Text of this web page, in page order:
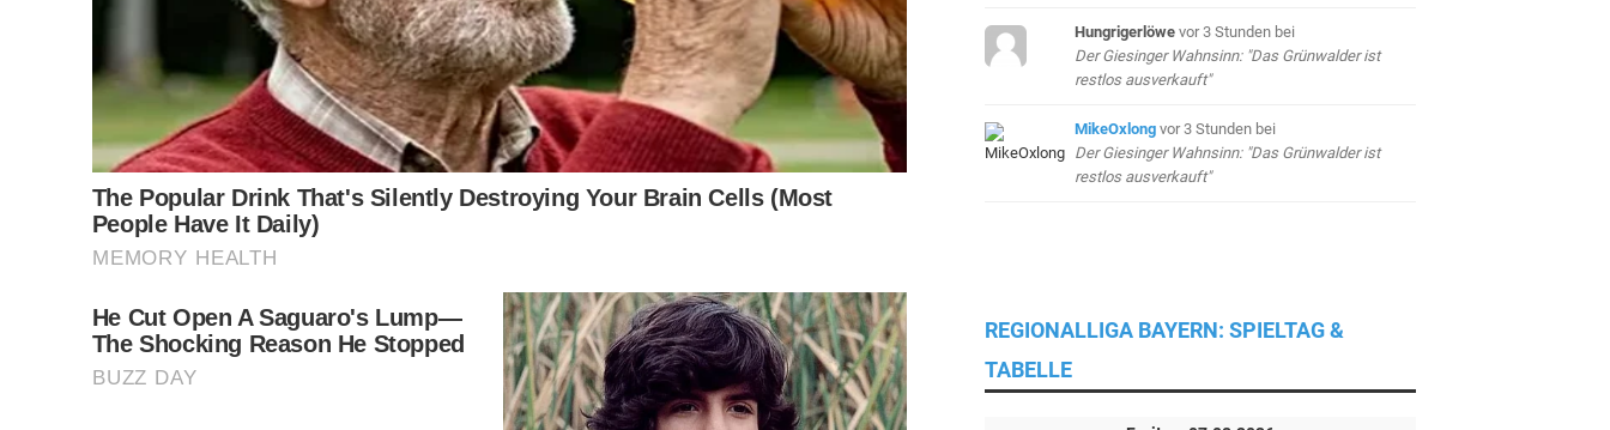
Hungrigerlöwe vor 3 Stundenbei
Der Giesinger Wahnsinn: "Das Grünwalder ist
restlos ausverkauft"
MikeOxlong vor 3 Stundenbei
Der Giesinger Wahnsinn: "Das Grünwalder ist
restlos ausverkauft"
REGIONALLIGA BAYERN: SPIELTAG &
TABELLE